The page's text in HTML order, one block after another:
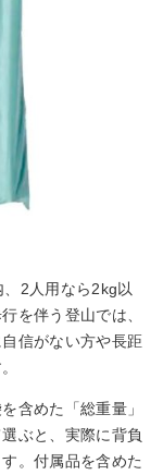
2人用なら2kg以
を伴う登山では、
信がない方や長距
含めた「総重量」
ぶと、実際に背負
。付属品を含めた